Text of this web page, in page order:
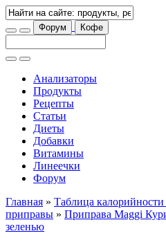
Форум Кофе
Анализаторы
Продукты
Рецепты
Статьи
Диеты
Добавки
Витамины
Линеечки
Форум
Главная » Таблица калорийности
приправы » Приправа Maggi
зеленью